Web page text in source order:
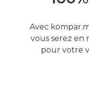
Avec
vous serez en
pour votre